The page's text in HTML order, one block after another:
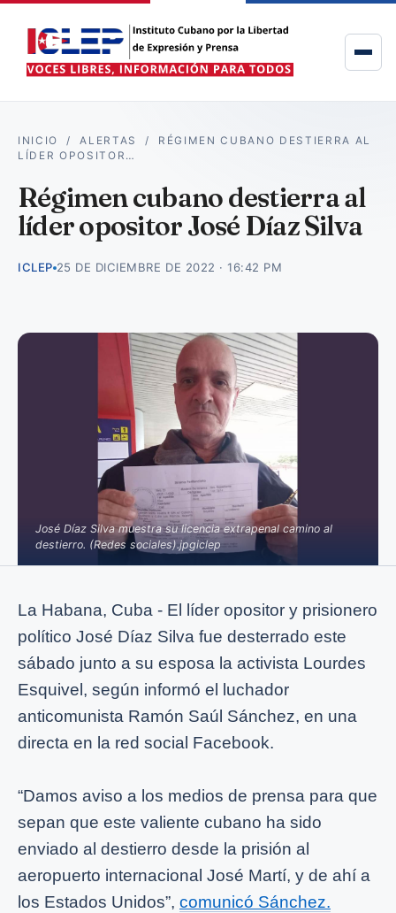
INICIO /ALERTAS / RÉGIMEN CUBANO DESTIERRA AL
LÍDER OPOSITOR…
Régimen cubano destierra al
líder opositor José Díaz Silva
ICLEP 25 DE DICIEMBRE DE 2022 · 16:42 PM
José Díaz Silva muestra su licencia extrapenal camino al
destierro. (Redes sociales).jpgiclep
La Habana, Cuba - El líder opositor y prisionero
político José Díaz Silva fue desterrado este
sábado junto a su esposa la activista Lourdes
Esquivel, según informó el luchador
anticomunista Ramón Saúl Sánchez, en una
directa en la red social Facebook.
“Damos aviso a los medios de prensa para que
sepan que este valiente cubano ha sido
enviado al destierro desde la prisión al
aeropuerto internacional José Martí, y de ahí a
los Estados Unidos”, comunicó Sánchez.